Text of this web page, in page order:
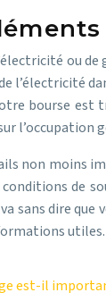
ou
l’électricité
bourse est
l’occupation
non moins
de
sans dire que
est-il